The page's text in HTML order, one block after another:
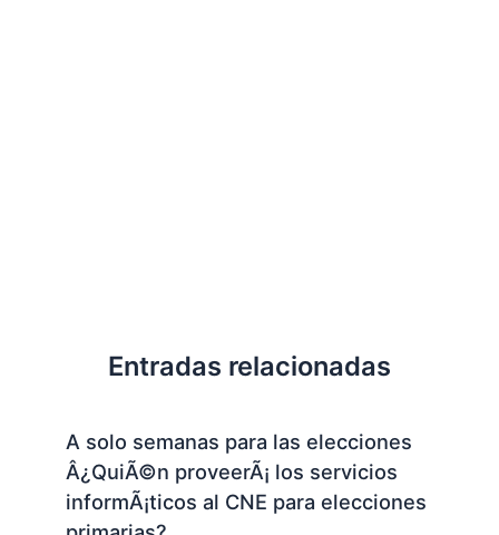
Entradas relacionadas
A solo semanas para las elecciones
Â¿QuiÃ©n proveerÃ¡ los servicios
informÃ¡ticos al CNE para elecciones